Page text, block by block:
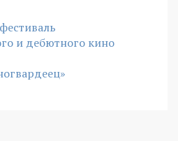
и дебютного кино